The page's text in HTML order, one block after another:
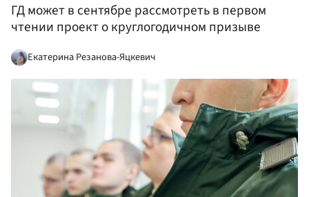
ГД может в сентябре рассмотреть в первом
чтении проект о круглогодичном призыве
Екатерина Резанова-Яцкевич